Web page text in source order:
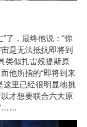
了，最终他说：“你
是无法抵抗即将到
类似扎雷殁提斯原
他所指的“即将到来
这里已经很明显地挑
才想要联合六大原
……